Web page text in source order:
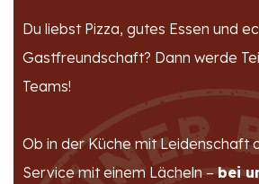
Du liebst Pizza, gutes Essen und
Gastfreundschaft? Dann werde
Teams!
Ob in der Küche mit Leidenschaft
Service mit einem Lächeln –bei